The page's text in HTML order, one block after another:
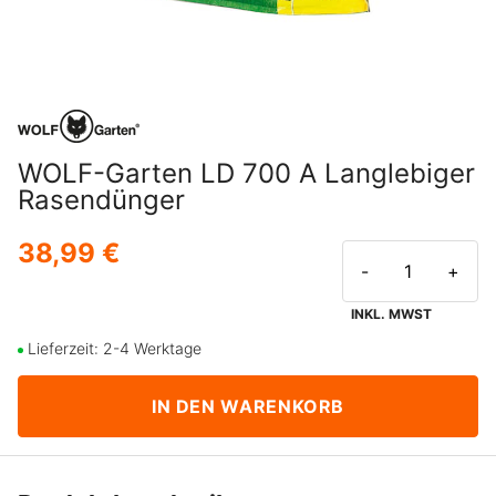
WOLF-Garten LD 700 A Langlebiger
Rasendünger
38,99 €
- +
INKL. MWST
Lieferzeit: 2-4 Werktage
IN DEN WARENKORB